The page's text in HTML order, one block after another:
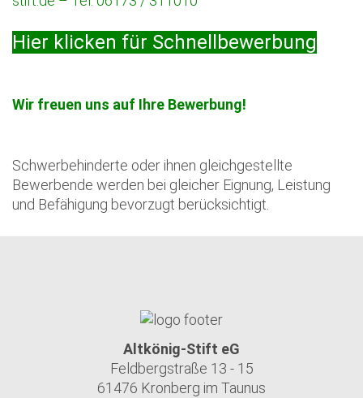
Hier klicken für Schnellbewerbung
Wir freuen uns auf Ihre Bewerbung!
Schwerbehinderte oder ihnen gleichgestellte
Bewerbende werden bei gleicher Eignung, Leistung
und Befähigung bevorzugt berücksichtigt.
Altkönig-Stift eG
Feldbergstraße 13 - 15
61476 Kronberg im Taunus